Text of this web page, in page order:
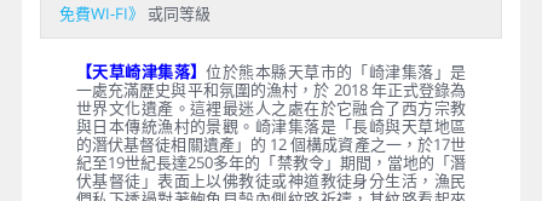
免費WI-FI》
或同等級
【天草崎津集落】位於熊本縣天草市的「崎津集落」是
一處充滿歷史與平和氛圍的漁村，於 2018 年正式登錄為
世界文化遺產。這裡最迷人之處在於它融合了西方宗教
與日本傳統漁村的景觀。崎津集落是「長崎與天草地區
的潛伏基督徒相關遺產」的 12 個構成資產之一，於17世
紀至19世紀長達250多年的「禁教令」期間，當地的「潛
伏基督徒」表面上以佛教徒或神道教徒身分生活，漁民